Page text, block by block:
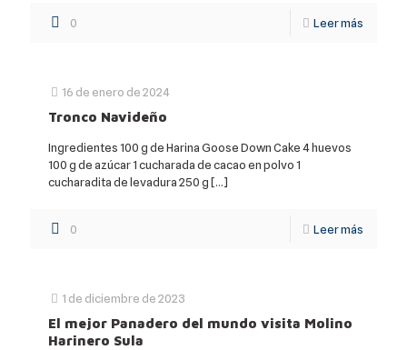
0 Leer más
16 de enero de 2024
Tronco Navideño
Ingredientes 100 g de Harina Goose Down Cake 4 huevos
100 g de azúcar 1 cucharada de cacao en polvo 1
cucharadita de levadura 250 g[…]
0 Leer más
1 de diciembre de 2023
El mejor Panadero del mundo visita Molino
Harinero Sula